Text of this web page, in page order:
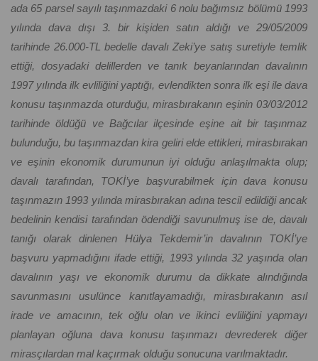
ada 65 parsel sayılı taşınmazdaki 6 nolu bağımsız bölümü 1993
yılında dava dışı 3. bir kişiden satın aldığı ve 29/05/2009
tarihinde 26.000-TL bedelle davalı Zeki’ye satış suretiyle temlik
ettiği, dosyadaki delillerden ve tanık beyanlarından davalının
1997 yılında ilk evliliğini yaptığı, evlendikten sonra ilk eşi ile dava
konusu taşınmazda oturduğu, mirasbırakanın eşinin 03/03/2012
tarihinde öldüğü ve Bağcılar ilçesinde eşine ait bir taşınmaz
bulunduğu, bu taşınmazdan kira geliri elde ettikleri, mirasbırakan
ve eşinin ekonomik durumunun iyi olduğu anlaşılmakta olup;
davalı tarafından, TOKİ’ye başvurabilmek için dava konusu
taşınmazın 1993 yılında mirasbırakan adına tescil edildiği ancak
bedelinin kendisi tarafından ödendiği savunulmuş ise de, davalı
tanığı olarak dinlenen Hülya Tekdemir’in davalının TOKİ’ye
başvuru yapmadığını ifade ettiği, 1993 yılında 32 yaşında olan
davalının yaşı ve ekonomik durumu da dikkate alındığında
savunmasını usulünce kanıtlayamadığı, mirasbırakanın asıl
irade ve amacının, tek oğlu olan ve ikinci evliliğini yapmayı
planlayan oğluna dava konusu taşınmazı devrederek diğer
mirasçılardan mal kaçırmak olduğu sonucuna varılmaktadır.